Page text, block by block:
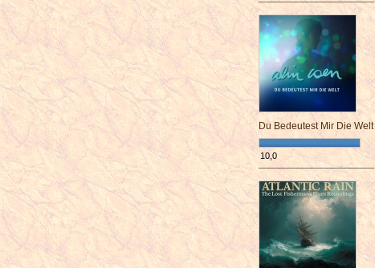
¯¯¯¯¯¯¯¯¯¯¯¯¯¯¯¯¯¯¯¯¯¯¯¯
Du Bedeutest Mir Die Welt
10,0
¯¯¯¯¯¯¯¯¯¯¯¯¯¯¯¯¯¯¯¯¯¯¯¯